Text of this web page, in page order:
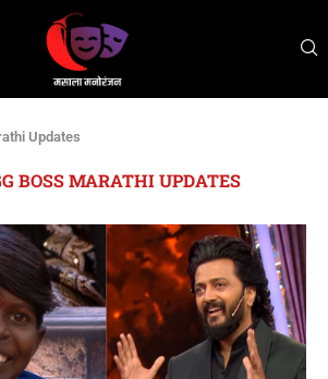
Updates
BOSS MARATHI UPDATES